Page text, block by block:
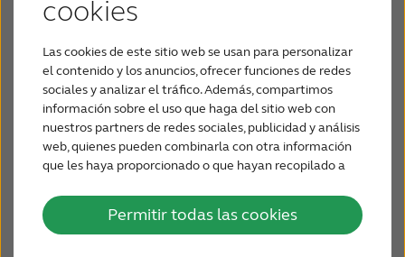
cookies
Las cookies de este sitio web se usan para personalizar
el contenido y los anuncios, ofrecer funciones de redes
sociales y analizar el tráfico. Además, compartimos
información sobre el uso que haga del sitio web con
nuestros partners de redes sociales, publicidad y análisis
web, quienes pueden combinarla con otra información
que les haya proporcionado o que hayan recopilado a
Permitir todas las cookies
Soporte y cuidado
Por qué ReSound
BLOG
PARA PROFESIONALES
innovadoras
Sonido superior en audífonos casi invisibles